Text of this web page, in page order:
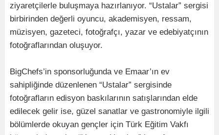
ziyaretçilerle buluşmaya hazırlanıyor. “Ustalar” sergisi
birbirinden değerli oyuncu, akademisyen, ressam,
müzisyen, gazeteci, fotoğrafçı, yazar ve edebiyatçının
fotoğraflarından oluşuyor.
BigChefs’in sponsorluğunda ve Emaar’ın ev
sahipliğinde düzenlenen “Ustalar” sergisinde
fotoğrafların edisyon baskılarının satışlarından elde
edilecek gelir ise, güzel sanatlar ve gastronomiyle ilgili
bölümlerde okuyan gençler için Türk Eğitim Vakfı